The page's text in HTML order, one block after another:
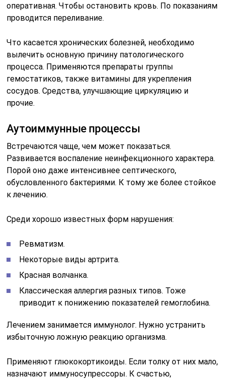
оперативная. Чтобы остановить кровь. По показаниям
проводится переливание.
Что касается хронических болезней, необходимо
вылечить основную причину патологического
процесса. Применяются препараты группы
гемостатиков, также витамины для укрепления
сосудов. Средства, улучшающие циркуляцию и
прочие.
Аутоиммунные процессы
Встречаются чаще, чем может показаться.
Развивается воспаление неинфекционного характера.
Порой оно даже интенсивнее септического,
обусловленного бактериями. К тому же более стойкое
к лечению.
Среди хорошо известных форм нарушения:
Ревматизм.
Некоторые виды артрита.
Красная волчанка.
Классическая аллергия разных типов. Тоже
приводит к понижению показателей гемоглобина.
Лечением занимается иммунолог. Нужно устранить
избыточную ложную реакцию организма.
Применяют глюкокортикоиды. Если толку от них мало,
назначают иммуносупрессоры. К счастью,